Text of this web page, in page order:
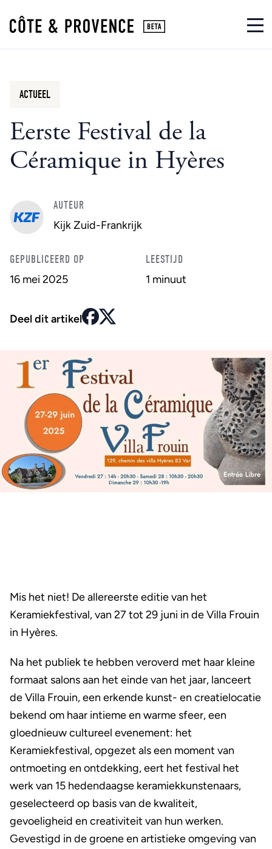
Eerste Festival de la
Céramique in Hyères
ACTUEEL
AUTEUR
Kijk Zuid-Frankrijk
GEPUBLICEERD OP
16 mei 2025
LEESTIJD
1 minuut
Deel dit artikel
Mis het niet! De allereerste editie van het
Keramiekfestival, van 27 tot 29 juni in de Villa Frouin
in Hyères.
Na het publiek te hebben veroverd met haar kleine
formaat salons aan het einde van het jaar, lanceert
de Villa Frouin, een erkende kunst- en creatielocatie
bekend om haar intieme en warme sfeer, een
gloednieuw cultureel evenement: het
Keramiekfestival, opgezet als een moment van
ontmoeting en ontdekking, eert het festival het
werk van 15 hedendaagse keramiekkunstenaars,
geselecteerd op basis van de kwaliteit,
gevoeligheid en creativiteit van hun werken.
Gevestigd in de groene en artistieke omgeving van